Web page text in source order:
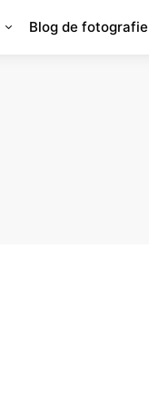
Blog de fotografie